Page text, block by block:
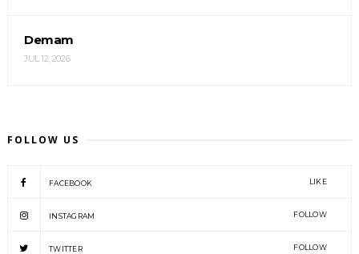
Demam
JUL 12, 2026
FOLLOW US
FACEBOOK LIKE
INSTAGRAM FOLLOW
TWITTER FOLLOW